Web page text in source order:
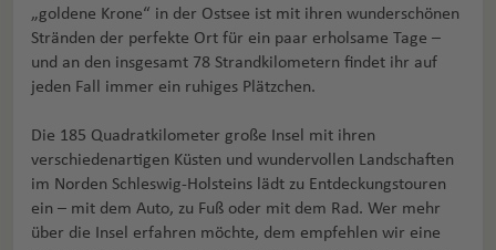
„goldene Krone“ in der Ostsee ist mit ihren wunderschönen
Stränden der perfekte Ort für ein paar erholsame Tage –
und an den insgesamt 78 Strandkilometern findet ihr auf
jeden Fall immer ein ruhiges Plätzchen.
Die 185 Quadratkilometer große Insel mit ihren
verschiedenartigen Küsten und wundervollen Landschaften
im Norden Schleswig-Holsteins lädt zu Entdeckungstouren
ein – mit dem Auto, zu Fuß oder mit dem Rad. Wer mehr
über die Insel erfahren möchte, dem empfehlen wir eine